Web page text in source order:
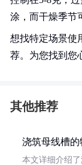
涂，而干燥季节
想找特定场景使
荐。为您找到您
其他推荐
浇筑母线槽
本文详细介绍